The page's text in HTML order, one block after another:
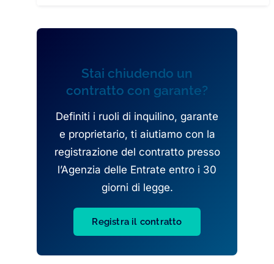
Stai chiudendo un
contratto con garante?
Definiti i ruoli di inquilino, garante
e proprietario, ti aiutiamo con la
registrazione del contratto presso
l’Agenzia delle Entrate entro i 30
giorni di legge.
Registra il contratto